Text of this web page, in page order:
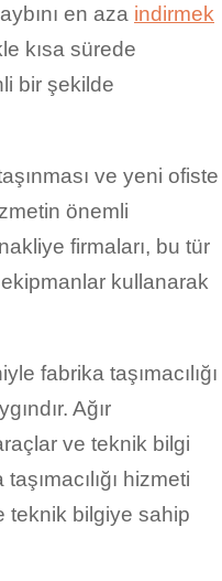
en aza indirmek
kısa sürede
bir şekilde
ve yeni ofiste
önemli
firmaları, bu tür
kullanarak
fabrika taşımacılığı
Ağır
ve teknik bilgi
hizmeti
teknik bilgiye sahip